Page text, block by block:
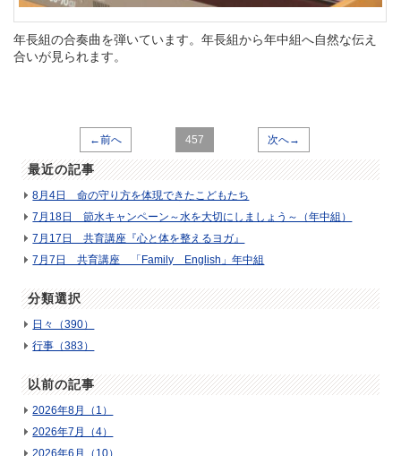
年長組の合奏曲を弾いています。年長組から年中組へ自然な伝え
合いが見られます。
←前へ 457 次へ→
最近の記事
8月4日 命の守り方を体現できたこどもたち
7月18日 節水キャンペーン～水を大切にしましょう～（年中組）
7月17日 共育講座『心と体を整えるヨガ』
7月7日 共育講座 「Family English」年中組
分類選択
日々（390）
行事（383）
以前の記事
2026年8月（1）
2026年7月（4）
2026年6月（10）